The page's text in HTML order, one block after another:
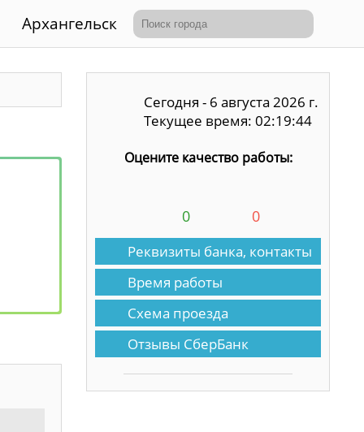
Архангельск
Сегодня - 6 августа 2026 г.
Текущее время: 02:19:45
Оцените качество работы:
0 0
Реквизиты банка, контакты
Время работы
Схема проезда
Отзывы СберБанк